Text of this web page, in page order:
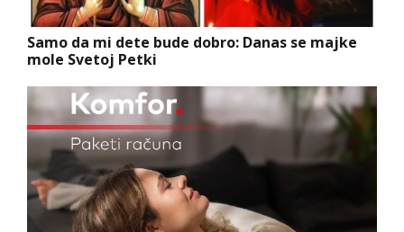
Samo da mi dete bude dobro: Danas se majke
mole Svetoj Petki